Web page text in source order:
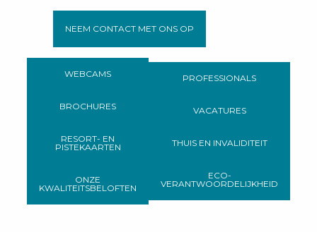
NEEM CONTACT MET ONS OP
WEBCAMS
BROCHURES
RESORT- EN
PISTEKAARTEN
ONZE
KWALITEITSBELOFTEN
PROFESSIONALS
VACATURES
THUIS EN INVALIDITEIT
ECO-
VERANTWOORDELIJKHEID